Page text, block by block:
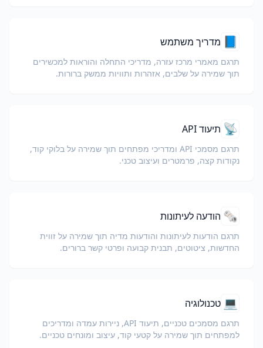
📘 מדריך משתמש
תרגם מאמרי מרכז עזרה, מדריכי התחלה והוראות למכשירים
תוך שמירה על שלבים, אזהרות ותוויות ממשק ברורות.
📡 תיעוד API
תרגם מסמכי API ומדריכי מפתחים תוך שמירה על בלוקי קוד,
נקודות קצה, פרמטרים ועיצוב טכני.
🗞️ הודעה לעיתונות
תרגם הודעות לעיתונות והודעות מדיה תוך שמירה על זווית
החדשות, ציטוטים, תבנית קבועה ופרטי קשר ברורים.
💻 טכנולוגיה
תרגם מסמכים טכניים, תיעוד API, ניירות עמדה ומדריכים
למפתחים תוך שמירה על קטעי קוד, עיצוב ומונחים טכניים.